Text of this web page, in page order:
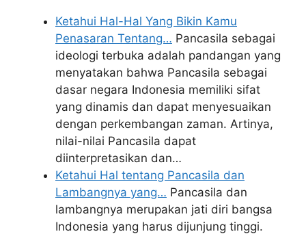
Ketahui Hal-Hal Yang Bikin Kamu
Penasaran Tentang… Pancasila sebagai
ideologi terbuka adalah pandangan yang
menyatakan bahwa Pancasila sebagai
dasar negara Indonesia memiliki sifat
yang dinamis dan dapat menyesuaikan
dengan perkembangan zaman. Artinya,
nilai-nilai Pancasila dapat
diinterpretasikan dan…
Ketahui Hal tentang Pancasila dan
Lambangnya yang… Pancasila dan
lambangnya merupakan jati diri bangsa
Indonesia yang harus dijunjung tinggi.